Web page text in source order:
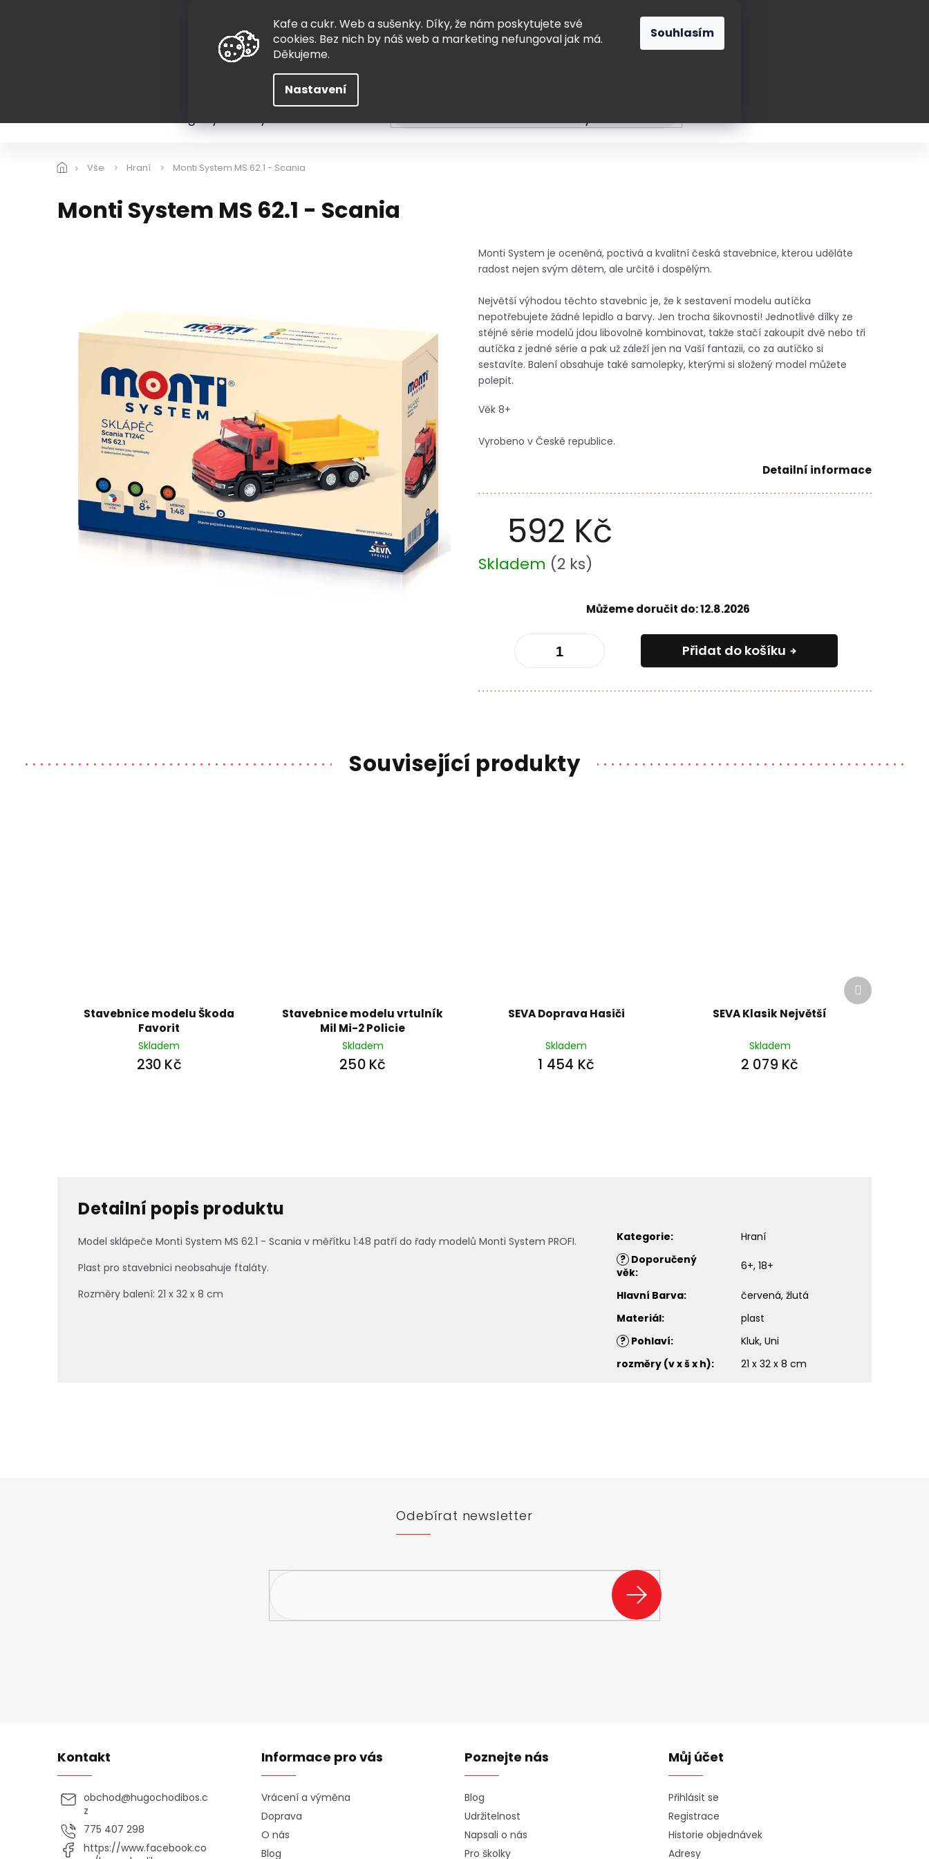
Kafe a cukr. Web a sušenky. Díky, že nám poskytujete své
cookies. Bez nich by náš web a marketing nefungoval jak má.
Děkujeme.
Nastavení
Souhlasím
Vše Hraní Monti System MS 62.1 - Scania
Monti System MS 62.1 - Scania
592 Kč
Měrná
cena:
Skladem (2 ks)
Můžeme doručit do:12.8.2026
Přidat do košíku
Monti System je oceněná, poctivá a kvalitní česká stavebnice, kterou uděláte
radost nejen svým dětem, ale určitě i dospělým.
Největší výhodou těchto stavebnic je, že k sestavení modelu autíčka
nepotřebujete žádné lepidlo a barvy. Jen trocha šikovnosti! Jednotlivé dílky ze
stéjné série modelů jdou libovolně kombinovat, takže stačí zakoupit dvě nebo tři
autíčka z jedné série a pak už záleží jen na Vaší fantazii, co za autíčko si
sestavíte. Balení obsahuje také samolepky, kterými si složený model můžete
polepit.
Věk 8+
Vyrobeno v České republice.
Detailní informace
Související produkty
Stavebnice modelu Škoda
Favorit
Skladem
230 Kč
Stavebnice modelu vrtulník
Mil Mi-2 Policie
Skladem
250 Kč
SEVA Doprava Hasiči
Skladem
1 454 Kč
SEVA Klasik Největší
Skladem
2 079 Kč
Další
produkt
Detailní popis produktu
Model sklápeče Monti System MS 62.1 - Scania v měřítku 1:48 patří do řady modelů Monti System PROFI.
Plast pro stavebnici neobsahuje ftaláty.
Rozměry balení: 21 x 32 x 8 cm
Kategorie:
Hraní
? Doporučený
věk: 6+, 18+
Hlavní Barva:
červená, žlutá
Materiál:
plast
? Pohlaví:
Kluk, Uni
rozměry (v x š x h): 21 x 32 x 8 cm
Odebírat newsletter
PŘIHLÁSIT
SE
Kontakt
obchod@hugochodibos.c
z
775 407 298
https://www.facebook.co
Informace pro vás
Vrácení a výměna
Doprava
O nás
Blog
Poznejte nás
Blog
Udržitelnost
Napsali o nás
Pro školky
Můj účet
Přihlásit se
Registrace
Historie objednávek
Adresy